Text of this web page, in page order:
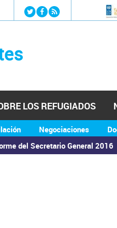
Jump to navigation
del Secretario General 2016
Negociaciones
LOS REFUGIADOS